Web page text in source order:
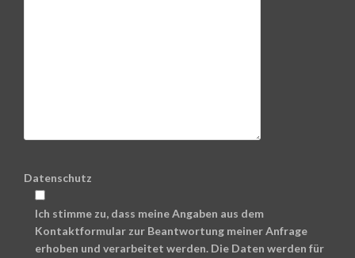
Datenschutz
Ich stimme zu, dass meine Angaben aus dem
Kontaktformular zur Beantwortung meiner Anfrage
erhoben und verarbeitet werden. Die Daten werden für